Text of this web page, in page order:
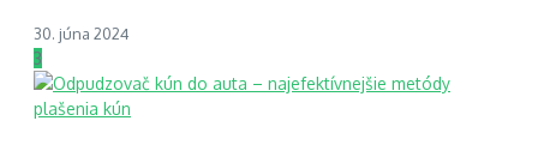
30. júna 2024
3